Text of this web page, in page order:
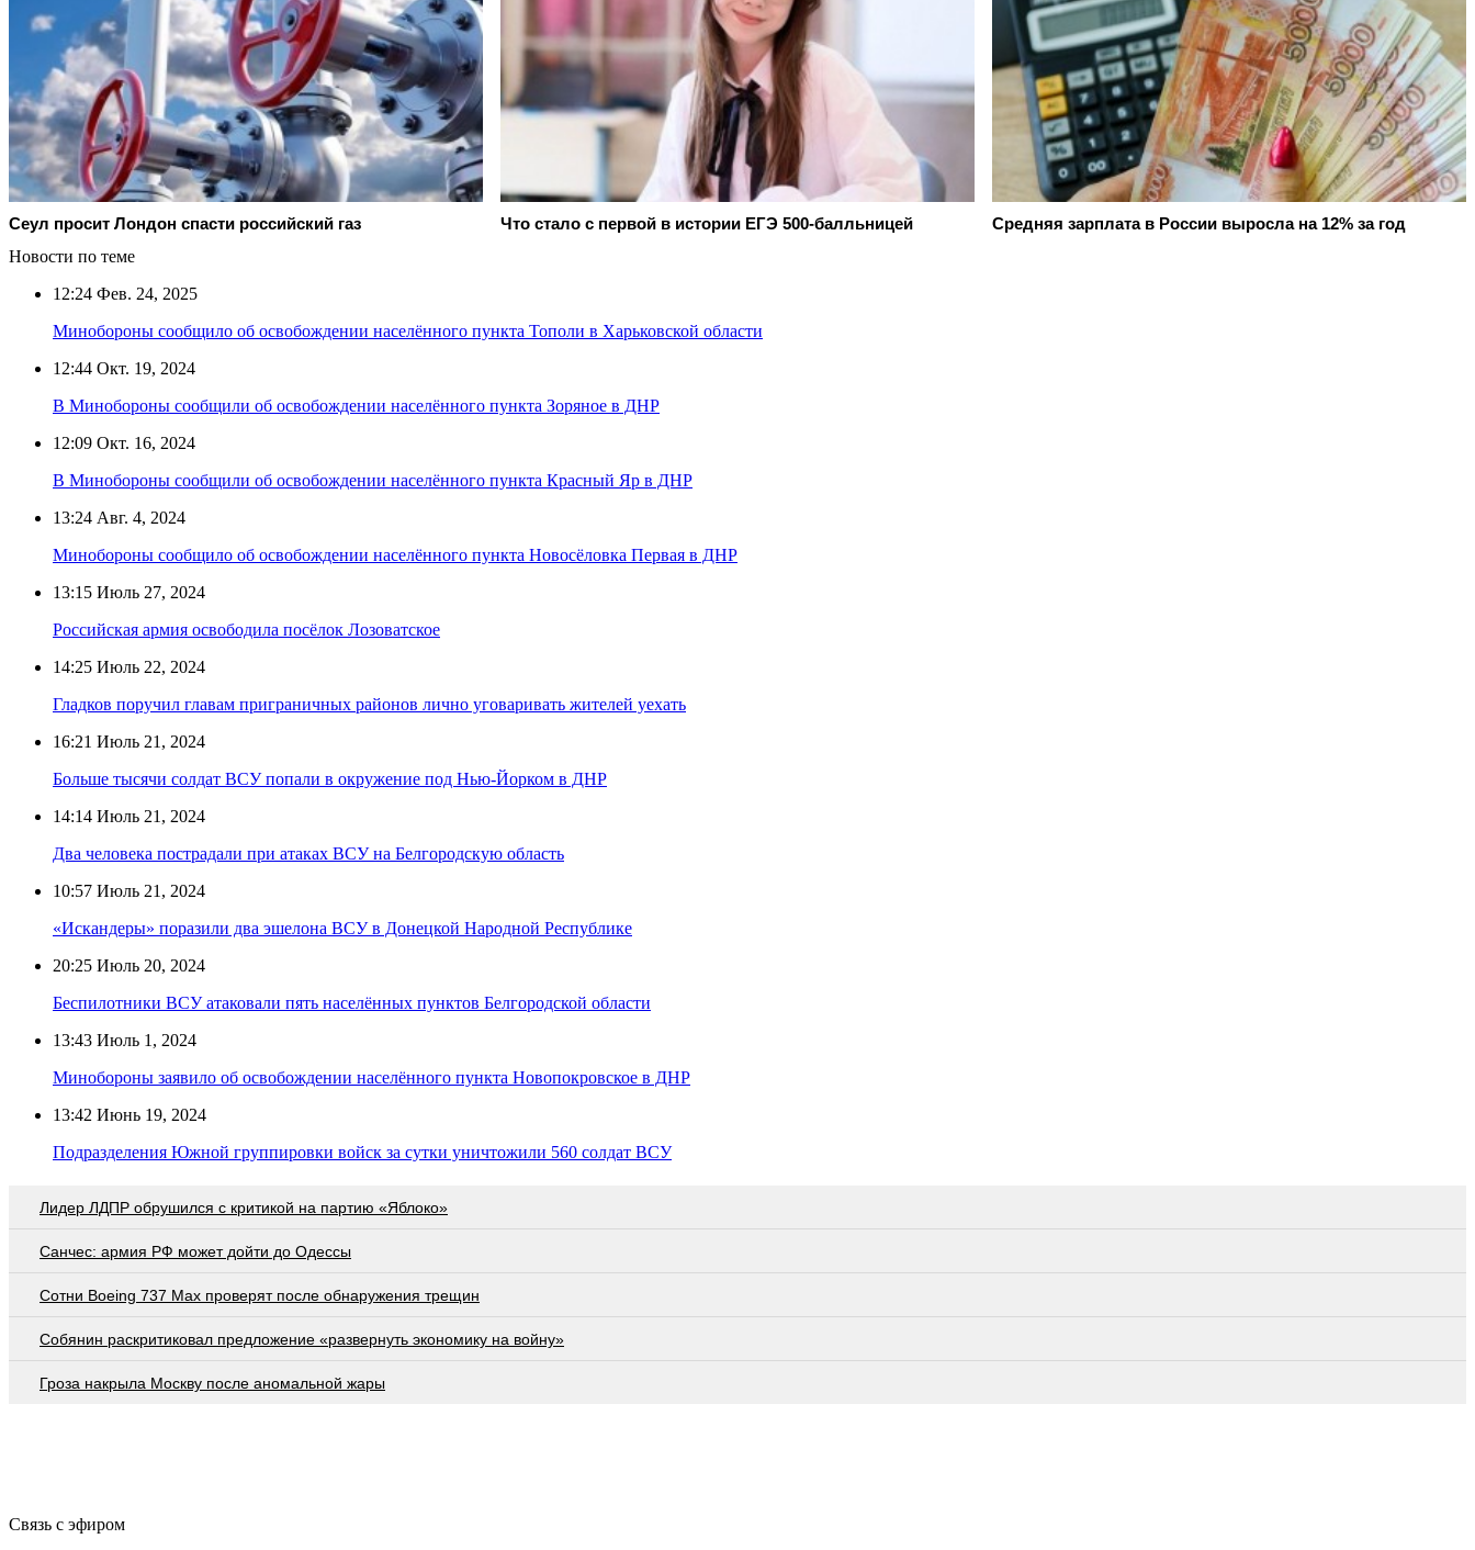
Сеул просит Лондон спасти российский газ Что стало с первой в истории ЕГЭ 500-балльницей
Средняя зарплата в России выросла на 12% за год
Новости по теме
12:24 Фев. 24, 2025
Минобороны сообщило об освобождении населённого пункта Тополи в Харьковской области
12:44 Окт. 19, 2024
В Минобороны сообщили об освобождении населённого пункта Зоряное в ДНР
12:09 Окт. 16, 2024
В Минобороны сообщили об освобождении населённого пункта Красный Яр в ДНР
13:24 Авг. 4, 2024
Минобороны сообщило об освобождении населённого пункта Новосёловка Первая в ДНР
13:15 Июль 27, 2024
Российская армия освободила посёлок Лозоватское
14:25 Июль 22, 2024
Гладков поручил главам приграничных районов лично уговаривать жителей уехать
16:21 Июль 21, 2024
Больше тысячи солдат ВСУ попали в окружение под Нью-Йорком в ДНР
14:14 Июль 21, 2024
Два человека пострадали при атаках ВСУ на Белгородскую область
10:57 Июль 21, 2024
«Искандеры» поразили два эшелона ВСУ в Донецкой Народной Республике
20:25 Июль 20, 2024
Беспилотники ВСУ атаковали пять населённых пунктов Белгородской области
13:43 Июль 1, 2024
Минобороны заявило об освобождении населённого пункта Новопокровское в ДНР
13:42 Июнь 19, 2024
Подразделения Южной группировки войск за сутки уничтожили 560 солдат ВСУ
Лидер ЛДПР обрушился с критикой на партию «Яблоко»
Санчес: армия РФ может дойти до Одессы
Сотни Boeing 737 Max проверят после обнаружения трещин
Собянин раскритиковал предложение «развернуть экономику на войну»
Гроза накрыла Москву после аномальной жары
Связь с эфиром